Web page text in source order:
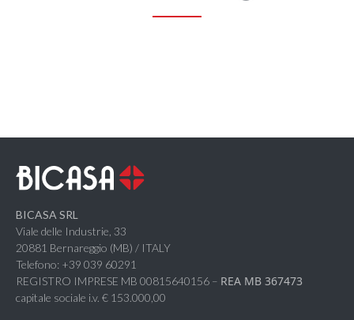
BICASA SRL
Viale delle Industrie, 33
20881 Bernareggio (MB) / ITALY
Telefono: +39 039 60291
REGISTRO IMPRESE MB 00815640156 – REA MB 367473
capitale sociale i.v. € 153.000,00